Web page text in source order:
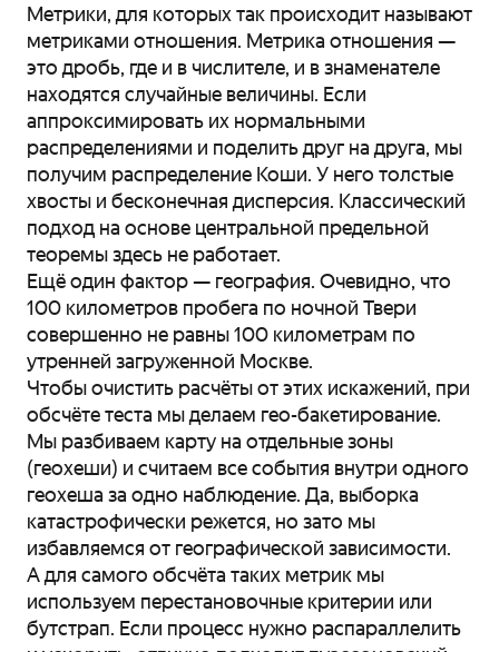
Метрики, для которых так происходит называют
метриками отношения. Метрика отношения —
это дробь, где и в числителе, и в знаменателе
находятся случайные величины. Если
аппроксимировать их нормальными
распределениями и поделить друг на друга, мы
получим распределение Коши. У него толстые
хвосты и бесконечная дисперсия. Классический
подход на основе центральной предельной
теоремы здесь не работает.
Ещё один фактор — география. Очевидно, что
100 километров пробега по ночной Твери
совершенно не равны 100 километрам по
утренней загруженной Москве.
Чтобы очистить расчёты от этих искажений, при
обсчёте теста мы делаем гео-бакетирование.
Мы разбиваем карту на отдельные зоны
(геохеши) и считаем все события внутри одного
геохеша за одно наблюдение. Да, выборка
катастрофически режется, но зато мы
избавляемся от географической зависимости.
А для самого обсчёта таких метрик мы
используем перестановочные критерии или
бутстрап. Если процесс нужно распараллелить